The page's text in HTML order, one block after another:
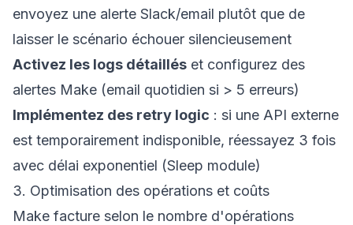
envoyez une alerte Slack/email plutôt que de
laisser le scénario échouer silencieusement
Activez les logs détaillés et configurez des
alertes Make (email quotidien si > 5 erreurs)
Implémentez des retry logic : si une API externe
est temporairement indisponible, réessayez 3 fois
avec délai exponentiel (Sleep module)
3. Optimisation des opérations et coûts
Make facture selon le nombre d'opérations